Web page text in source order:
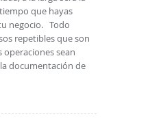
que hayas
negocio. Todo
repetibles que son
operaciones sean
documentación de